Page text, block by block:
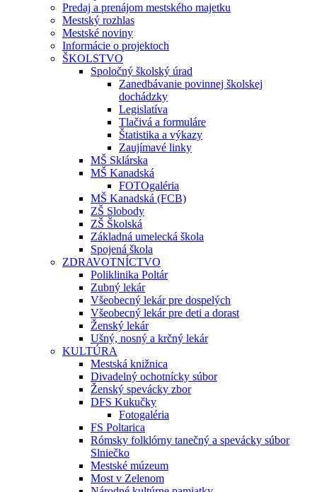
Predaj a prenájom mestského majetku
Mestský rozhlas
Mestské noviny
Informácie o projektoch
ŠKOLSTVO
Spoločný školský úrad
Zanedbávanie povinnej školskej
dochádzky
Legislatíva
Tlačivá a formuláre
Štatistika a výkazy
Zaujímavé linky
MŠ Sklárska
MŠ Kanadská
FOTOgaléria
MŠ Kanadská (FCB)
ZŠ Slobody
ZŠ Školská
Základná umelecká škola
Spojená škola
ZDRAVOTNÍCTVO
Poliklinika Poltár
Zubný lekár
Všeobecný lekár pre dospelých
Všeobecný lekár pre deti a dorast
Ženský lekár
Ušný, nosný a krčný lekár
KULTÚRA
Mestská knižnica
Divadelný ochotnícky súbor
Ženský spevácky zbor
DFS Kukučky
Fotogaléria
FS Poltarica
Rómsky folklórny tanečný a spevácky súbor
Slniečko
Mestské múzeum
Most v Zelenom